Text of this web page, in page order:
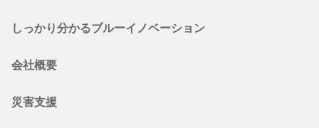
しっかり分かるブルーイノベーション
会社概要
災害支援